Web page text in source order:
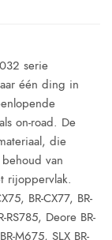
serie
één ding in
on-road. De
die
van
rijoppervlak.
BR-CX77, BR-
RS785, Deore BR-
M675, SLX BR-